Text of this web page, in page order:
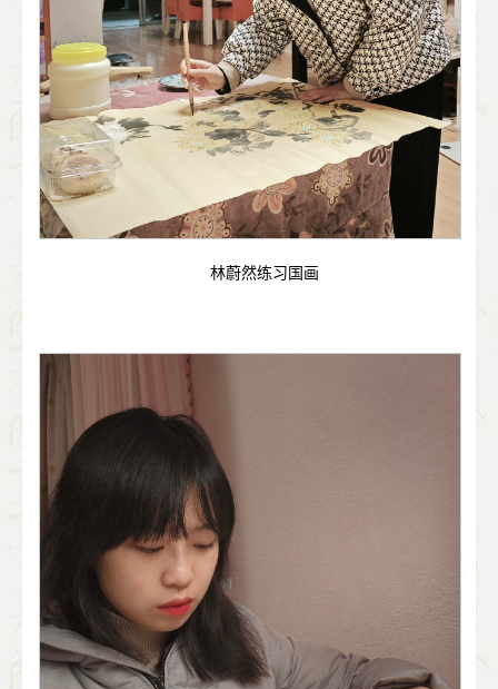
林蔚然练习国画